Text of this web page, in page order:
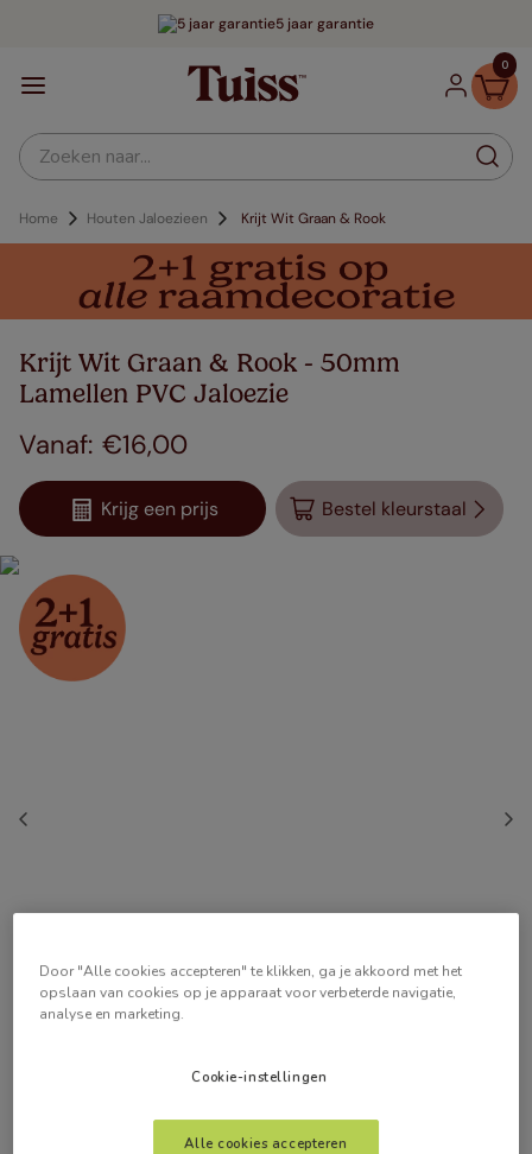
5 jaar garantie
0
Zoeken naar...
Home Houten Jaloezieen Krijt Wit Graan & Rook
Krijt Wit Graan & Rook - 50mm
Lamellen PVC Jaloezie
€16,00
Krijg een prijs Bestel kleurstaal
Door "Alle cookies accepteren" te klikken, ga je akkoord met het
opslaan van cookies op je apparaat voor verbeterde navigatie,
analyse en marketing.
Cookie-instellingen
Alle cookies accepteren